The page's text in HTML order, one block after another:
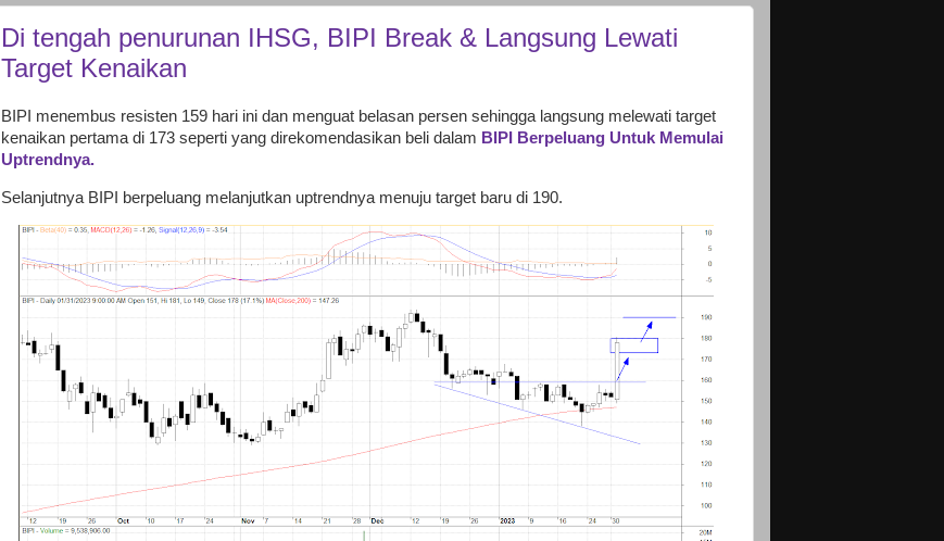
Di tengah penurunan IHSG, BIPI Break & Langsung Lewati
Target Kenaikan
BIPI menembus resisten 159 hari ini dan menguat belasan persen sehingga langsung melewati target
kenaikan pertama di 173 seperti yang direkomendasikan beli dalam BIPI Berpeluang Untuk Memulai
Uptrendnya.
Selanjutnya BIPI berpeluang melanjutkan uptrendnya menuju target baru di 190.